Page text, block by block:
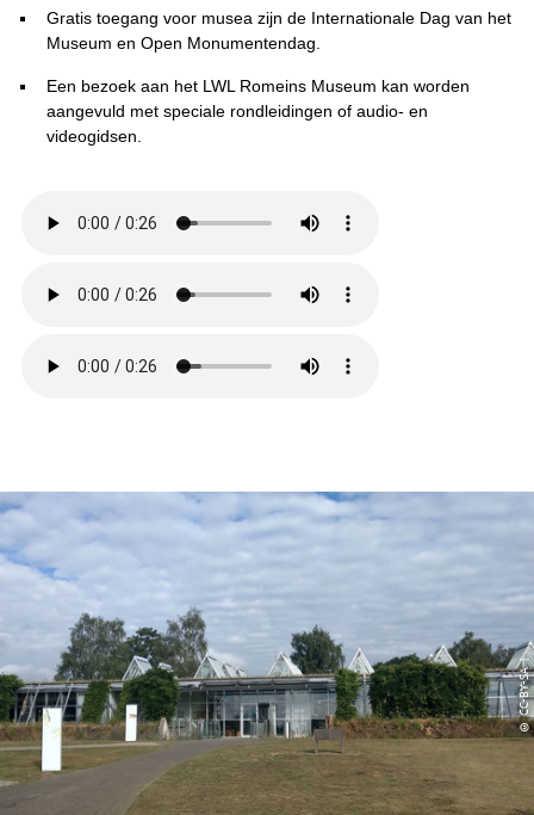
Gratis toegang voor musea zijn de Internationale Dag van het
Museum en Open Monumentendag.
Een bezoek aan het LWL Romeins Museum kan worden
aangevuld met speciale rondleidingen of audio- en
videogidsen.
© CC-BY-SA |